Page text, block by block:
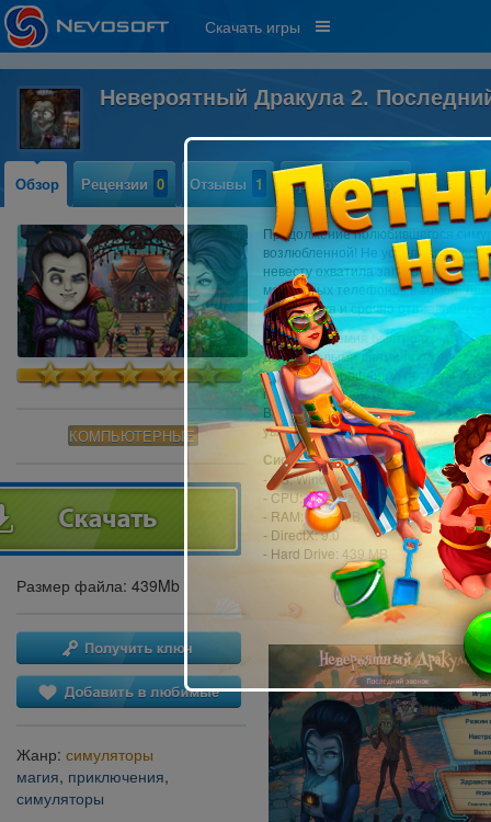
Скачать игры
Невероятный Дракула 2.
Обзор Рецензии 0 Отзывы 1 Прохождение 0
КОМПЬЮТЕРНЫЕ
Размер файла: 439Mb
Жанр: симуляторы
магия, приключения,
симуляторы
Продолжение полюбившегося
возлюбленной! Не успели
невесту охватила загадочная
мобильных телефонов в зомби!
беспорядка и срочно отправляется
Зомби-эпидемия быстро охватила
дела и целыми днями проводят у
придется хорошенько потрудится,
порядок в хозяйствах и
Вам обязательно понравятся
увлекательные задания и бонусы!
Системные требования:
- OS: Windows XP/Vista/Win7/8
- CPU: 1.2 GHz
- RAM: 1024 MB
- DirectX: 9.0
- Hard Drive: 439 MB